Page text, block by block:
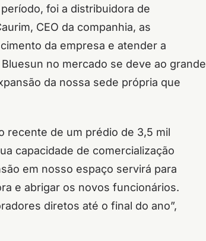
foi a distribuidora de
CEO da companhia, as
da empresa e atender a
no mercado se deve ao grande
da nossa sede própria que
recente de um prédio de 3,5 mil
capacidade de comercialização
em nosso espaço servirá para
e abrigar os novos funcionários.
diretos até o final do ano”,